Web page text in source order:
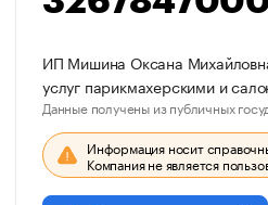
ИП Мишина Оксана
услуг парикмахерскими и
Данные получены из публичных
Информация носит
Компания не является